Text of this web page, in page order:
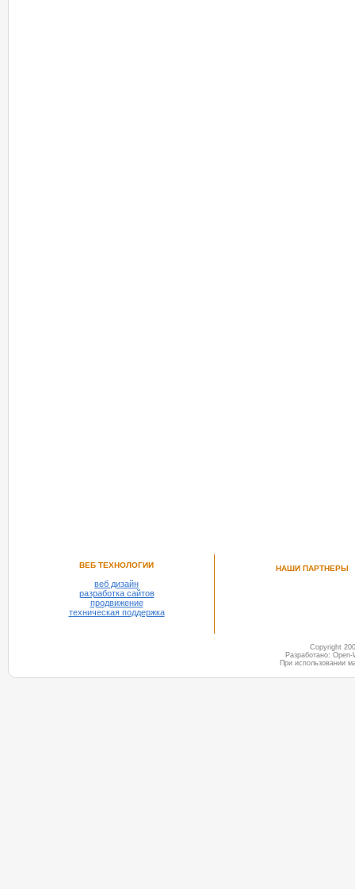
ВЕБ ТЕХНОЛОГИИ
веб дизайн
разработка сайтов
продвижение
техническая поддержка
НАШИ ПАРТНЕРЫ
Copyright
Разработано:
При использовании